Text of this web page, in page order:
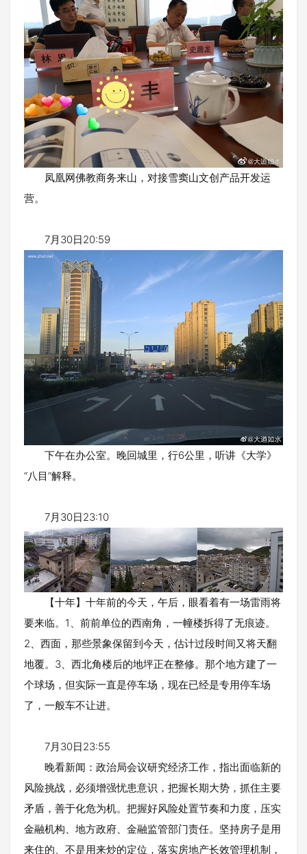
凤凰网佛教商务来山，对接雪窦山文创产品开发运
营。
7月30日20:59
下午在办公室。晚回城里，行6公里，听讲《大学》
“八目”解释。
7月30日23:10
【十年】十年前的今天，午后，眼看着有一场雷雨将
要来临。1、前前单位的西南角，一幢楼拆得了无痕迹。
2、西面，那些景象保留到今天，估计过段时间又将天翻
地覆。3、西北角楼后的地坪正在整修。那个地方建了一
个球场，但实际一直是停车场，现在已经是专用停车场
了，一般车不让进。
7月30日23:55
晚看新闻：政治局会议研究经济工作，指出面临新的
风险挑战，必须增强忧患意识，把握长期大势，抓住主要
矛盾，善于化危为机。把握好风险处置节奏和力度，压实
金融机构、地方政府、金融监管部门责任。坚持房子是用
来住的、不是用来炒的定位，落实房地产长效管理机制，